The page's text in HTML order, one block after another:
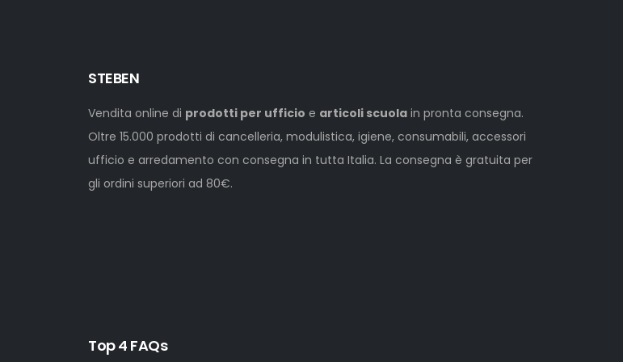
STEBEN
Vendita online di prodotti per ufficio e articoli scuola in pronta consegna.
Oltre 15.000 prodotti di cancelleria, modulistica, igiene, consumabili, accessori
ufficio e arredamento con consegna in tutta Italia. La consegna è gratuita per
gli ordini superiori ad 80€.
Top 4 FAQs